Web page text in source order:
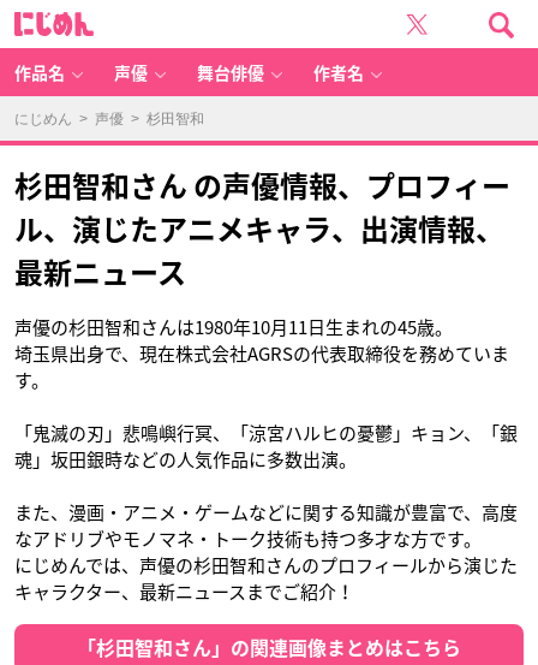
作品名 声優 舞台俳優 作者名
にじめん > 声優 > 杉田智和
杉田智和さん の声優情報、プロフィー
ル、演じたアニメキャラ、出演情報、
最新ニュース
声優の杉田智和さんは1980年10月11日生まれの45歳。
埼玉県出身で、現在株式会社AGRSの代表取締役を務めていま
す。
「鬼滅の刃」悲鳴嶼行冥、「涼宮ハルヒの憂鬱」キョン、「銀
魂」坂田銀時などの人気作品に多数出演。
また、漫画・アニメ・ゲームなどに関する知識が豊富で、高度
なアドリブやモノマネ・トーク技術も持つ多才な方です。
にじめんでは、声優の杉田智和さんのプロフィールから演じた
キャラクター、最新ニュースまでご紹介！
「杉田智和さん」の関連画像まとめはこちら